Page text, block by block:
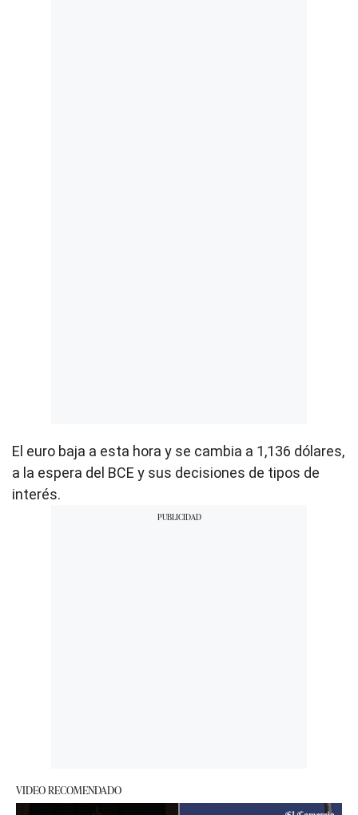
El euro baja a esta hora y se cambia a 1,136 dólares,
a la espera del BCE y sus decisiones de tipos de
interés.
VIDEO RECOMENDADO